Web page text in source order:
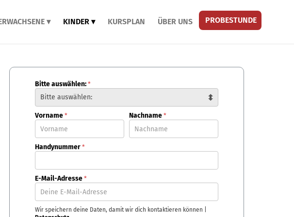
KINDER KURSPLAN ÜBER UNS PROBESTUNDE
Bitte auswählen: *
Vorname * Nachname *
Handynummer *
E-Mail-Adresse *
Wir speichern deine Daten, damit wir dich kontaktieren können |